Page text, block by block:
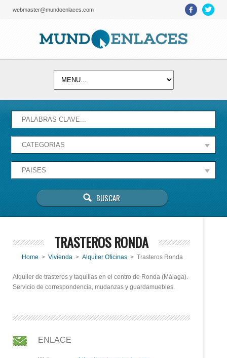
webmaster@mundoenlaces.com
TRASTEROS RONDA
Home > Vivienda> Alquiler Oficinas > Trasteros Ronda
Alquiler de trasteros y taquillas en el centro de Ronda (Málaga).
Servicio de correspondencia, mudanzas y guardamuebles.
ENLACE